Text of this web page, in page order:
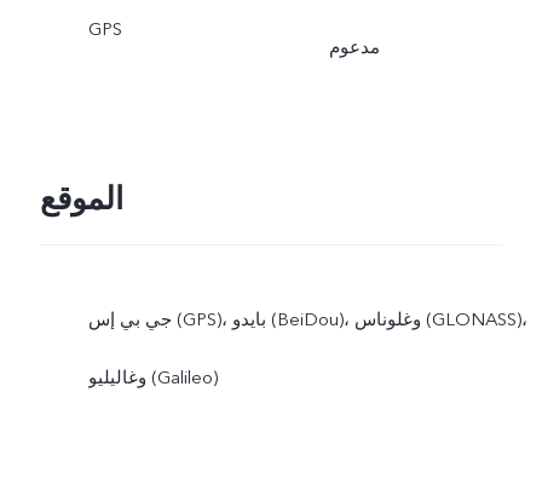
GPS
مدعوم
الموقع
جي بي إس (GPS)، بايدو (BeiDou)، وغلوناس (GLONASS)،
وغاليليو (Galileo)